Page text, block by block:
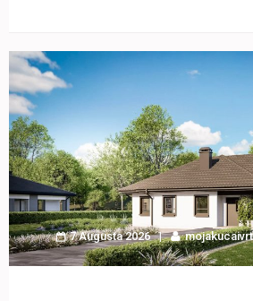
7 Augusta 2026 mojakucaivrt